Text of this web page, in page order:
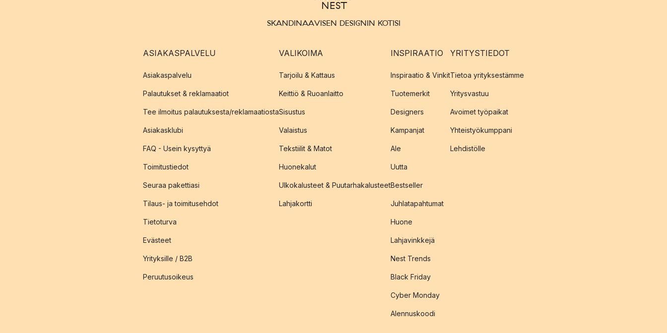
SKANDINAAVISEN DESIGNIN KOTISI
ASIAKASPALVELU
Asiakaspalvelu
Palautukset & reklamaatiot
Tee ilmoitus palautuksesta/reklamaatiosta
Asiakasklubi
FAQ - Usein kysyttyä
Toimitustiedot
Seuraa pakettiasi
Tilaus- ja toimitusehdot
Tietoturva
Evästeet
Yrityksille / B2B
Peruutusoikeus
VALIKOIMA
Tarjoilu & Kattaus
Keittiö & Ruoanlaitto
Sisustus
Valaistus
Tekstiilit & Matot
Huonekalut
Ulkokalusteet & Puutarhakalusteet
Lahjakortti
INSPIRAATIO
Inspiraatio & Vinkit
Tuotemerkit
Designers
Kampanjat
Ale
Uutta
Bestseller
Juhlatapahtumat
Huone
Lahjavinkkejä
Nest Trends
Black Friday
Cyber Monday
Alennuskoodi
YRITYSTIEDOT
Tietoa yrityksestämme
Yritysvastuu
Avoimet työpaikat
Yhteistyökumppani
Lehdistölle